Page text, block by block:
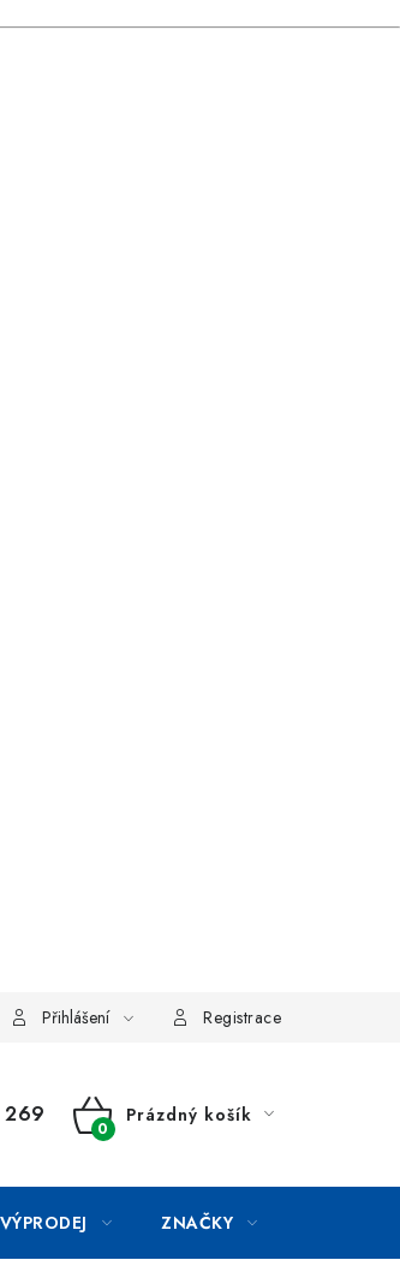
Přihlášení Registrace
269
NÁKUPNÍ
Prázdný košík
VÝPRODEJ ZNAČKY